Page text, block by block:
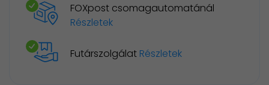
FOXpost csomagautomatánál
Részletek
Futárszolgálat Részletek